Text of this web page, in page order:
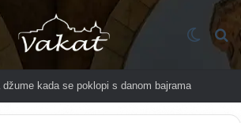
džume kada se poklopi s danom bajrama